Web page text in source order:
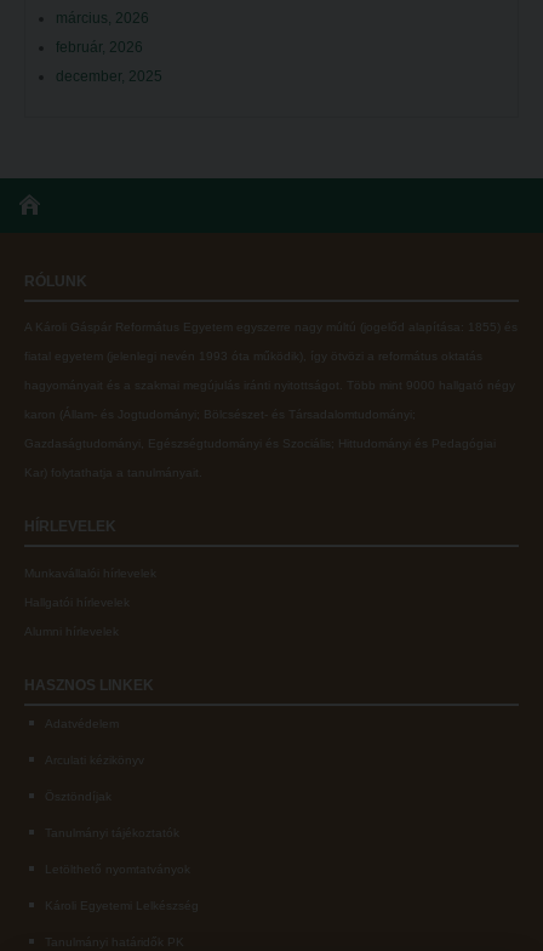
március, 2026
február, 2026
december, 2025
RÓLUNK
A Károli Gáspár Református Egyetem egyszerre nagy múltú (jogelőd alapítása: 1855) és
fiatal egyetem (jelenlegi nevén 1993 óta működik), így ötvözi a református oktatás
hagyományait és a szakmai megújulás iránti nyitottságot. Több mint 9000 hallgató négy
karon ( Állam- és Jogtudományi; Bölcsészet- és Társadalomtudományi;
Gazdaságtudományi, Egészségtudományi és Szociális; Hittudományi és Pedagógiai
Kar ) folytathatja a tanulmányait.
HÍRLEVELEK
Munkavállalói hírlevelek
Hallgatói hírlevelek
Alumni hírlevelek
HASZNOS LINKEK
Adatvédelem
Arculati kézikönyv
Ösztöndíjak
Tanulmányi tájékoztatók
Letölthető nyomtatványok
Károli Egyetemi Lelkészség
Tanulmányi határidők PK